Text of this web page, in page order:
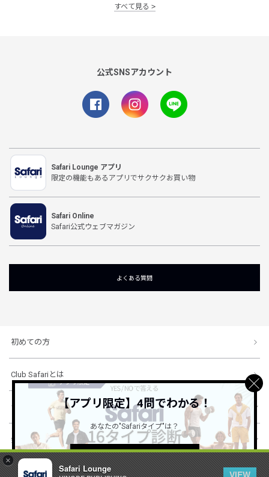
×
Safari Lounge
VIEW
すべて見る
公式SNSアカウント
Safari Lounge アプリ
限定の機能もあるアプリでサクサクお買い物
Safari Online
Safari公式ウェブマガジン
よくある質問
初めての方
Club Safariとは
ショッピングガイド
会社概要・規約
【アプリ限定】4問でわかる！
あなたの"Safariタイプ"は？
詳しくはこちら ＞